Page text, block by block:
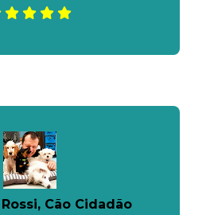
Cão Cidadão